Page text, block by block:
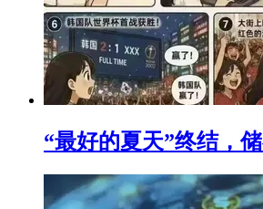
“最好的夏天”终结，